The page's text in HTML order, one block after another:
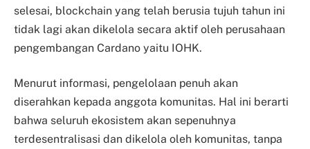
selesai, blockchain yang telah berusia tujuh tahun ini
tidak lagi akan dikelola secara aktif oleh perusahaan
pengembangan Cardano yaitu IOHK.
Menurut informasi, pengelolaan penuh akan
diserahkan kepada anggota komunitas. Hal ini berarti
bahwa seluruh ekosistem akan sepenuhnya
terdesentralisasi dan dikelola oleh komunitas, tanpa